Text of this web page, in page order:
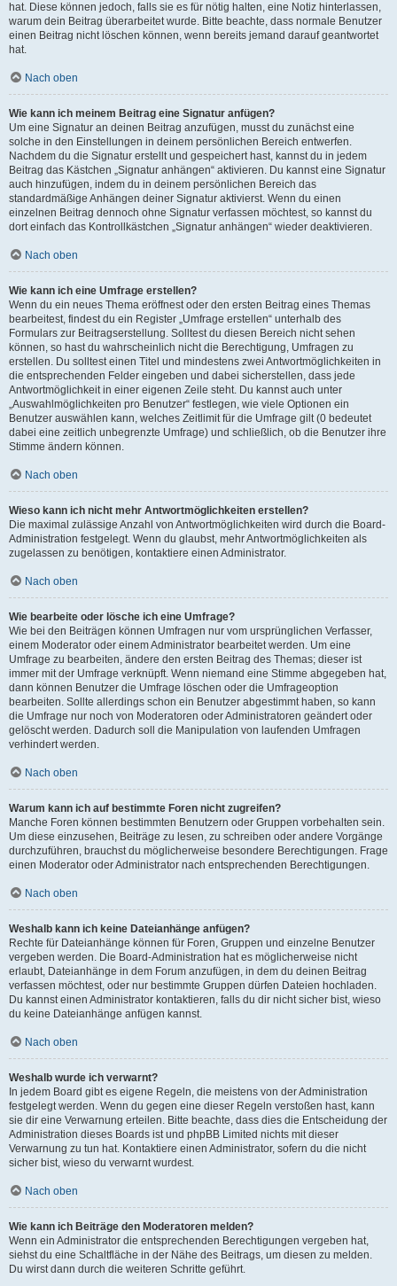
hat. Diese können jedoch, falls sie es für nötig halten, eine Notiz hinterlassen,
warum dein Beitrag überarbeitet wurde. Bitte beachte, dass normale Benutzer
einen Beitrag nicht löschen können, wenn bereits jemand darauf geantwortet
hat.
Nach oben
Wie kann ich meinem Beitrag eine Signatur anfügen?
Um eine Signatur an deinen Beitrag anzufügen, musst du zunächst eine
solche in den Einstellungen in deinem persönlichen Bereich entwerfen.
Nachdem du die Signatur erstellt und gespeichert hast, kannst du in jedem
Beitrag das Kästchen „Signatur anhängen“ aktivieren. Du kannst eine Signatur
auch hinzufügen, indem du in deinem persönlichen Bereich das
standardmäßige Anhängen deiner Signatur aktivierst. Wenn du einen
einzelnen Beitrag dennoch ohne Signatur verfassen möchtest, so kannst du
dort einfach das Kontrollkästchen „Signatur anhängen“ wieder deaktivieren.
Nach oben
Wie kann ich eine Umfrage erstellen?
Wenn du ein neues Thema eröffnest oder den ersten Beitrag eines Themas
bearbeitest, findest du ein Register „Umfrage erstellen“ unterhalb des
Formulars zur Beitragserstellung. Solltest du diesen Bereich nicht sehen
können, so hast du wahrscheinlich nicht die Berechtigung, Umfragen zu
erstellen. Du solltest einen Titel und mindestens zwei Antwortmöglichkeiten in
die entsprechenden Felder eingeben und dabei sicherstellen, dass jede
Antwortmöglichkeit in einer eigenen Zeile steht. Du kannst auch unter
„Auswahlmöglichkeiten pro Benutzer“ festlegen, wie viele Optionen ein
Benutzer auswählen kann, welches Zeitlimit für die Umfrage gilt (0 bedeutet
dabei eine zeitlich unbegrenzte Umfrage) und schließlich, ob die Benutzer ihre
Stimme ändern können.
Nach oben
Wieso kann ich nicht mehr Antwortmöglichkeiten erstellen?
Die maximal zulässige Anzahl von Antwortmöglichkeiten wird durch die Board-
Administration festgelegt. Wenn du glaubst, mehr Antwortmöglichkeiten als
zugelassen zu benötigen, kontaktiere einen Administrator.
Nach oben
Wie bearbeite oder lösche ich eine Umfrage?
Wie bei den Beiträgen können Umfragen nur vom ursprünglichen Verfasser,
einem Moderator oder einem Administrator bearbeitet werden. Um eine
Umfrage zu bearbeiten, ändere den ersten Beitrag des Themas; dieser ist
immer mit der Umfrage verknüpft. Wenn niemand eine Stimme abgegeben hat,
dann können Benutzer die Umfrage löschen oder die Umfrageoption
bearbeiten. Sollte allerdings schon ein Benutzer abgestimmt haben, so kann
die Umfrage nur noch von Moderatoren oder Administratoren geändert oder
gelöscht werden. Dadurch soll die Manipulation von laufenden Umfragen
verhindert werden.
Nach oben
Warum kann ich auf bestimmte Foren nicht zugreifen?
Manche Foren können bestimmten Benutzern oder Gruppen vorbehalten sein.
Um diese einzusehen, Beiträge zu lesen, zu schreiben oder andere Vorgänge
durchzuführen, brauchst du möglicherweise besondere Berechtigungen. Frage
einen Moderator oder Administrator nach entsprechenden Berechtigungen.
Nach oben
Weshalb kann ich keine Dateianhänge anfügen?
Rechte für Dateianhänge können für Foren, Gruppen und einzelne Benutzer
vergeben werden. Die Board-Administration hat es möglicherweise nicht
erlaubt, Dateianhänge in dem Forum anzufügen, in dem du deinen Beitrag
verfassen möchtest, oder nur bestimmte Gruppen dürfen Dateien hochladen.
Du kannst einen Administrator kontaktieren, falls du dir nicht sicher bist, wieso
du keine Dateianhänge anfügen kannst.
Nach oben
Weshalb wurde ich verwarnt?
In jedem Board gibt es eigene Regeln, die meistens von der Administration
festgelegt werden. Wenn du gegen eine dieser Regeln verstoßen hast, kann
sie dir eine Verwarnung erteilen. Bitte beachte, dass dies die Entscheidung der
Administration dieses Boards ist und phpBB Limited nichts mit dieser
Verwarnung zu tun hat. Kontaktiere einen Administrator, sofern du die nicht
sicher bist, wieso du verwarnt wurdest.
Nach oben
Wie kann ich Beiträge den Moderatoren melden?
Wenn ein Administrator die entsprechenden Berechtigungen vergeben hat,
siehst du eine Schaltfläche in der Nähe des Beitrags, um diesen zu melden.
Du wirst dann durch die weiteren Schritte geführt.